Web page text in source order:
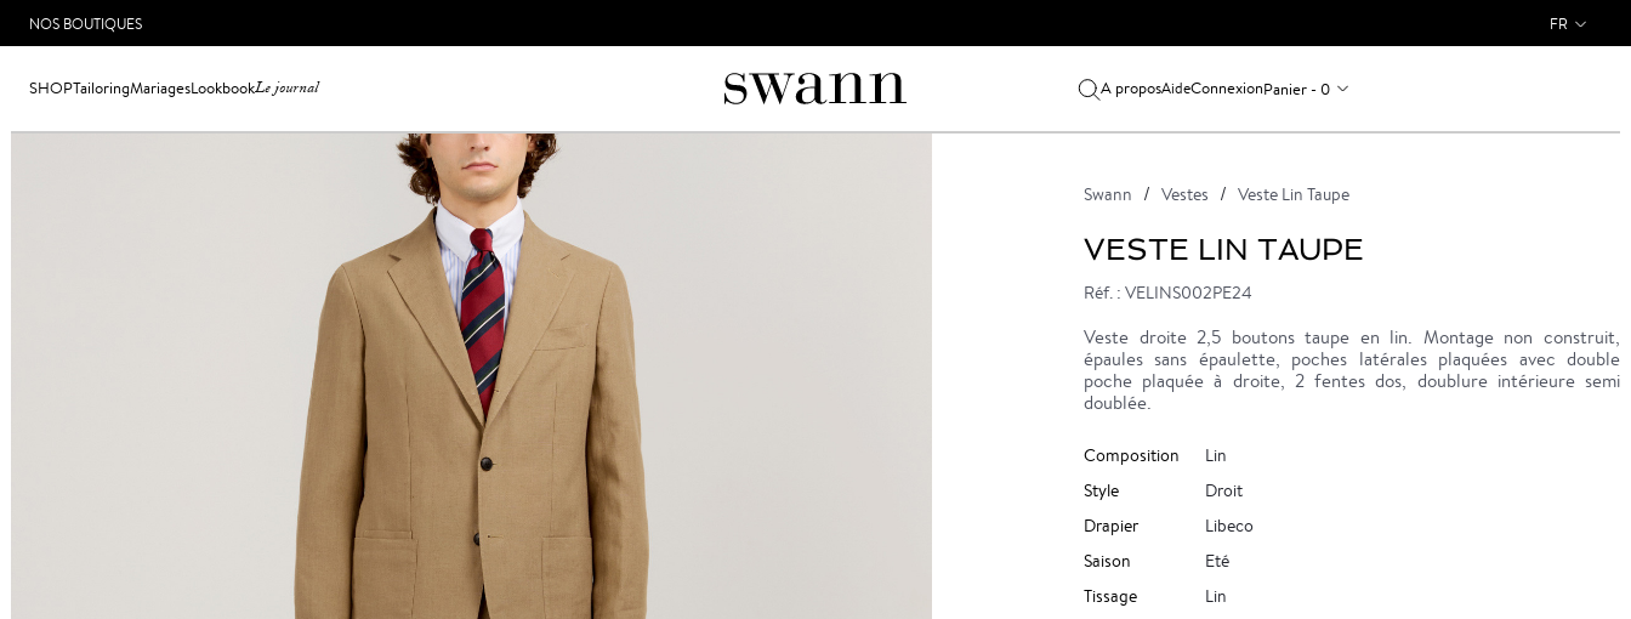
NOS BOUTIQUES FR
SHOPTailoringMariagesLookbookLe journal A proposAideConnexionPanier - 0
Swann Vestes Veste Lin Taupe
VESTE LIN TAUPE
Réf. : VELINS002PE24
Veste droite 2,5 boutons taupe en lin. Montage non construit,
épaules sans épaulette, poches latérales plaquées avec double
poche plaquée à droite, 2 fentes dos, doublure intérieure semi
doublée.
Composition
Lin
Style
Droit
Drapier
Libeco
Saison
Eté
Tissage
Lin